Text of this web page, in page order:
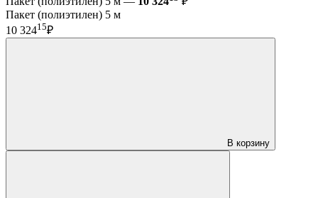
Пакет (полиэтилен) 5 м
10 32415₽
В корзину